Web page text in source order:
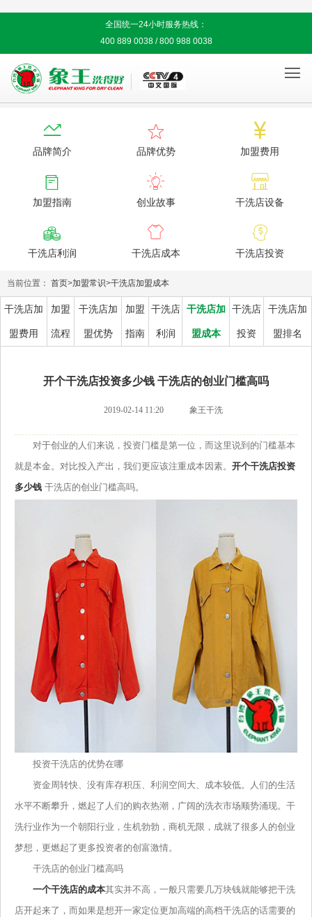
全国统一24小时服务热线：
400 889 0038 / 800 988 0038


品牌简介

品牌优势

加盟费用

加盟指南

创业故事

干洗店设备

干洗店利润

干洗店成本

干洗店投资
当前位置： 首页>加盟常识>干洗店加盟成本
干洗店加
盟费用
加盟
流程
干洗店加
盟优势
加盟
指南
干洗店
利润
干洗店加
盟成本
干洗店
投资
干洗店加
盟排名
开个干洗店投资多少钱 干洗店的创业门槛高吗
2019-02-14 11:20 象王干洗
对于创业的人们来说，投资门槛是第一位，而这里说到的门槛基本
就是本金。对比投入产出，我们更应该注重成本因素。 开个干洗店投资
多少钱 干洗店的创业门槛高吗。
投资干洗店的优势在哪
资金周转快、没有库存积压、利润空间大、成本较低。人们的生活
水平不断攀升，燃起了人们的购衣热潮，广阔的洗衣市场顺势涌现。干
洗行业作为一个朝阳行业，生机勃勃，商机无限，成就了很多人的创业
梦想，更燃起了更多投资者的创富激情。
干洗店的创业门槛高吗
一个干洗店的成本其实并不高，一般只需要几万块钱就能够把干洗
店开起来了，而如果是想开一家定位更加高端的高档干洗店的话需要的